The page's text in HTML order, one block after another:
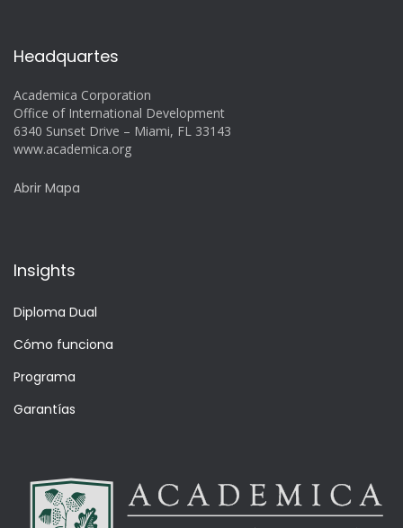
Headquartes
Academica Corporation
Office of International Development
6340 Sunset Drive – Miami, FL 33143
www.academica.org
Abrir Mapa
Insights
Diploma Dual
Cómo funciona
Programa
Garantías